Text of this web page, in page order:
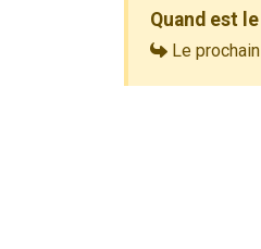
Quand est
Le